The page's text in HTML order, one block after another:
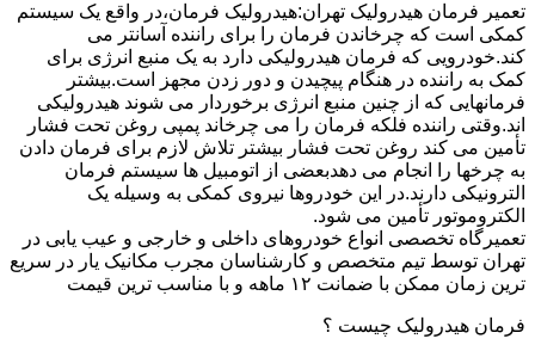
تعمیر فرمان هیدرولیک تهران:هیدرولیک فرمان،در واقع یک سیستم
کمکی است که چرخاندن فرمان را برای راننده آسانتر می
کند.خودرویی که فرمان هیدرولیکی دارد به یک منبع انرژی برای
کمک به راننده در هنگام پیچیدن و دور زدن مجهز است.بیشتر
فرمانهایی که از چنین منبع انرژی برخوردار می شوند هیدرولیکی
اند.وقتی راننده فلکه فرمان را می چرخاند پمپی روغن تحت فشار
تأمین می کند روغن تحت فشار بیشتر تلاش لازم برای فرمان دادن
به چرخها را انجام می دهدبعضی از اتومبیل ها سیستم فرمان
الترونیکی دارند.در این خودروها نیروی کمکی به وسیله یک
الکتروموتور تأمین می شود.
تعمیرگاه تخصصی انواع خودروهای داخلی و خارجی و عیب یابی در
تهران توسط تیم متخصص و کارشناسان مجرب مکانیک یار در سریع
ترین زمان ممکن با ضمانت ۱۲ ماهه و با مناسب ترین قیمت
فرمان هیدرولیک چیست ؟